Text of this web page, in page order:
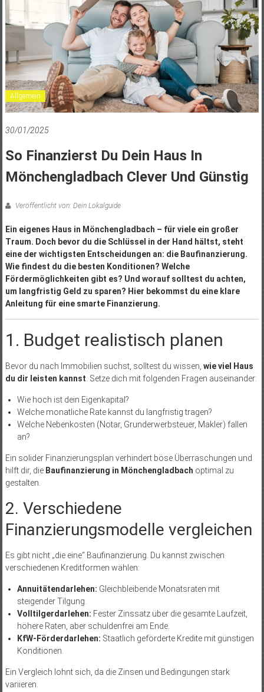
Allgemein
30/01/2025
So Finanzierst Du Dein Haus In
Mönchengladbach Clever Und Günstig
Veröffentlicht von: Dein Lokalguide
Ein eigenes Haus in Mönchengladbach – für viele ein großer
Traum. Doch bevor du die Schlüssel in der Hand hältst, steht
eine der wichtigsten Entscheidungen an: die Baufinanzierung.
Wie findest du die besten Konditionen? Welche
Fördermöglichkeiten gibt es? Und worauf solltest du achten,
um langfristig Geld zu sparen? Hier bekommst du eine klare
Anleitung für eine smarte Finanzierung.
1. Budget realistisch planen
Bevor du nach Immobilien suchst, solltest du wissen, wie viel Haus
du dir leisten kannst . Setze dich mit folgenden Fragen auseinander:
Wie hoch ist dein Eigenkapital?
Welche monatliche Rate kannst du langfristig tragen?
Welche Nebenkosten (Notar, Grunderwerbsteuer, Makler) fallen
an?
Ein solider Finanzierungsplan verhindert böse Überraschungen und
hilft dir, die Baufinanzierung in Mönchengladbach optimal zu
gestalten.
2. Verschiedene
Finanzierungsmodelle vergleichen
Es gibt nicht „die eine“ Baufinanzierung. Du kannst zwischen
verschiedenen Kreditformen wählen:
Annuitätendarlehen: Gleichbleibende Monatsraten mit
steigender Tilgung.
Volltilgerdarlehen: Fester Zinssatz über die gesamte Laufzeit,
höhere Raten, aber schuldenfrei am Ende.
KfW-Förderdarlehen: Staatlich geförderte Kredite mit günstigen
Konditionen.
Ein Vergleich lohnt sich, da die Zinsen und Bedingungen stark
variieren.